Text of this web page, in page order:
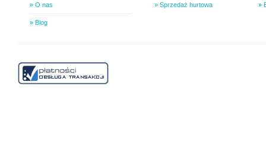
» O nas
» Blog
» Sprzedaż hurtowa »